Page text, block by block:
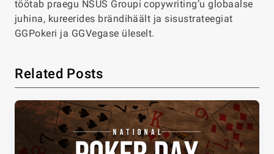
töötab praegu NSUS Groupi copywriting’u globaalse
juhina, kureerides brändihäält ja sisustrateegiat
GGPokeri ja GGVegase üleselt.
Related Posts